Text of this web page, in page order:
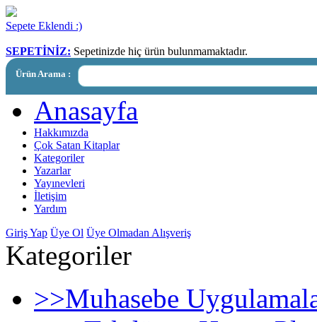
Sepete Eklendi :)
SEPETİNİZ: Sepetinizde hiç ürün bulunmamaktadır.
Ürün Arama :
Anasayfa
Hakkımızda
Çok Satan Kitaplar
Kategoriler
Yazarlar
Yayınevleri
İletişim
Yardım
Giriş Yap Üye Ol Üye Olmadan Alışveriş
Kategoriler
>>Muhasebe